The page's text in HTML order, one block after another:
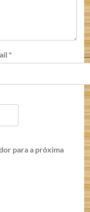
*
para a próxima